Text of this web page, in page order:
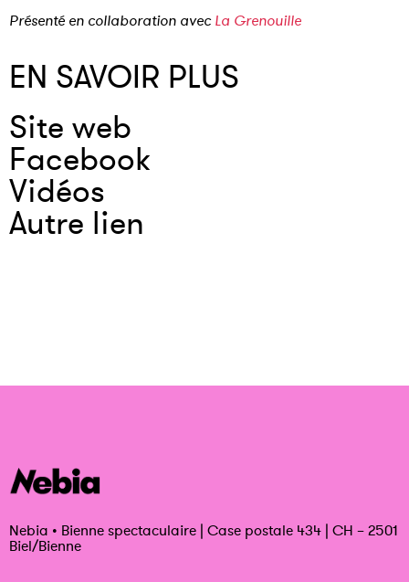
Présenté en collaboration avec La Grenouille
EN SAVOIR PLUS
Site web
Facebook
Vidéos
Autre lien
Nebia • Bienne spectaculaire | Case postale 434 | CH – 2501
Biel/Bienne